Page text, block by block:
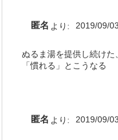
匿名 より: 2019/09/
ぬるま湯を提供し続け
「慣れる」とこうなる
匿名 より: 2019/09/